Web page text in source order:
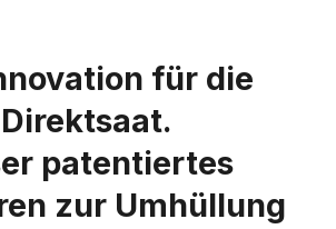
für die
Direktsaat.
patentiertes
zur Umhüllung